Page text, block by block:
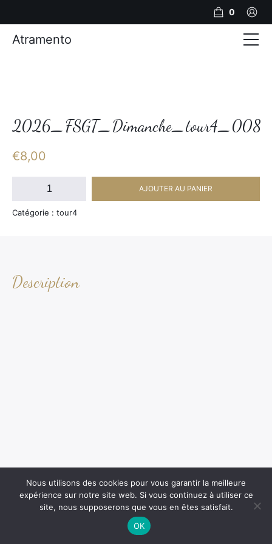
2026_FSGT_Dimanche_tour4_008
€8,00
quantité
2026_FSGT_Dimanche_tour4_008
AJOUTER AU PANIER
Catégorie : tour4
Description
0
Atramento
Photos
Nous utilisons des cookies pour vous garantir la meilleure
expérience sur notre site web. Si vous continuez à utiliser ce
site, nous supposerons que vous en êtes satisfait.
OK